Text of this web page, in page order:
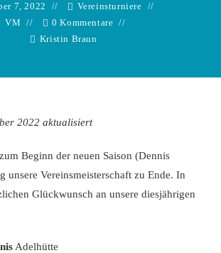
7, 2022
Vereinsturniere
VM
0 Kommentare
Kristin Braun
2022 aktualisiert
Beginn der neuen Saison (Dennis
unsere Vereinsmeisterschaft zu Ende. In
Glückwunsch an unsere diesjährigen
Adelhütte